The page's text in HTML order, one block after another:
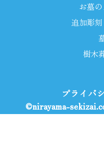
お墓
追加彫
樹木
プライバ
©nirayama-